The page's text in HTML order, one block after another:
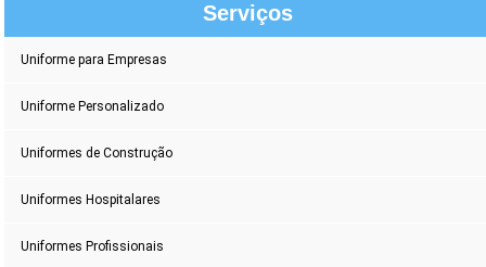
Serviços
Uniforme para Empresas
Uniforme Personalizado
Uniformes de Construção
Uniformes Hospitalares
Uniformes Profissionais